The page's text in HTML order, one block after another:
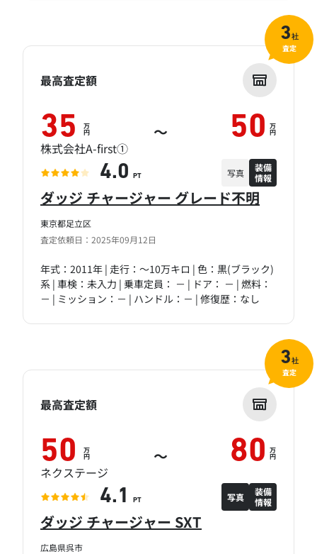
東京都足立区
査定依頼日：2025年09月12日
ダッジ チャージャー グレード不明
年式：2011年 | 走行：～10万キロ | 色：黒(ブラック)
系 | 車検：未入力 | 乗車定員： － | ドア： － | 燃料：
－ | ミッション：－ | ハンドル：－ | 修復歴：なし
最高査定額
35 万
円 ～ 50 万
円
株式会社A-first①
4.0 PT 写真
装備
情報
3社
査定
広島県呉市
ダッジ チャージャー SXT
最高査定額
50 万
円 ～ 80 万
円
ネクステージ
4.1 PT 写真
装備
情報
3社
査定